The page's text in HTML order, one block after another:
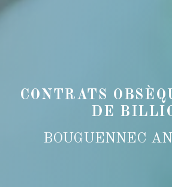
CONTRATS
DE
BOUGUENNEC